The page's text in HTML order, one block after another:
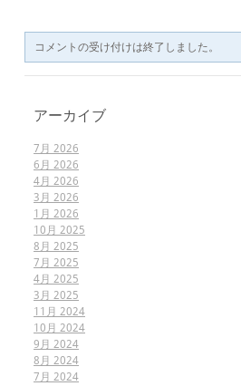
コメントの受け付けは終了しました。
アーカイブ
7月 2026
6月 2026
4月 2026
3月 2026
1月 2026
10月 2025
8月 2025
7月 2025
4月 2025
3月 2025
11月 2024
10月 2024
9月 2024
8月 2024
7月 2024